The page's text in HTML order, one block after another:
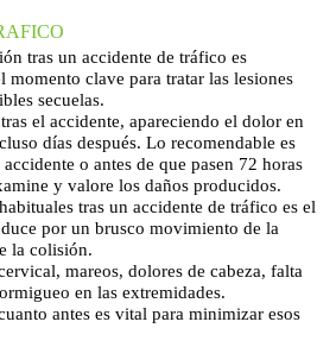
tras un accidente de tráfico es
momento clave para tratar las lesiones
secuelas.
el accidente, apareciendo el dolor en
días después. Lo recomendable es
o antes de que pasen 72 horas
y valore los daños producidos.
tras un accidente de tráfico es el
por un brusco movimiento de la
la colisión.
mareos, dolores de cabeza, falta
en las extremidades.
antes es vital para minimizar esos